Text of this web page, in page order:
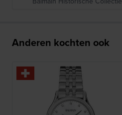
Anderen kochten ook